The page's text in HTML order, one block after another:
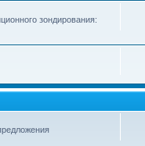
зондирования: